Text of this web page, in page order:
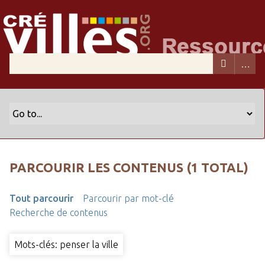
PARCOURIR LES CONTENUS (1 TOTAL)
Tout parcourir
Parcourir par mot-clé
Recherche de contenus
Mots-clés: penser la ville